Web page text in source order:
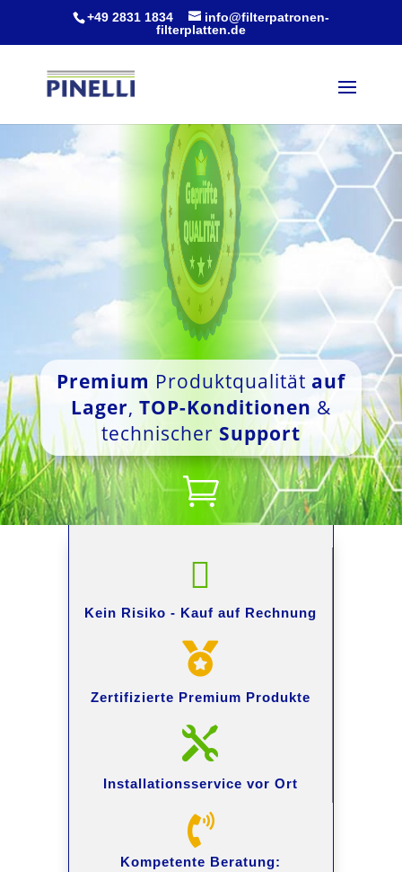
+49 2831 1834
info@filterpatronen-
filterplatten.de
Premium Produktqualität auf
Lager, TOP-Konditionen &
technischer Support


Kein Risiko - Kauf auf Rechnung

Zertifizierte Premium Produkte

Installationsservice vor Ort

Kompetente Beratung: